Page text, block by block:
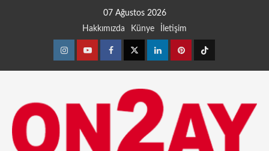
07 Ağustos 2026
Hakkımızda
Künye İletişim